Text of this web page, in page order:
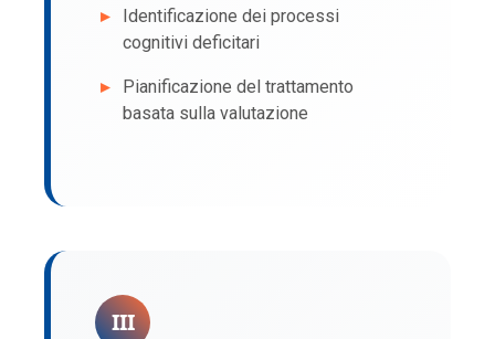
Identificazione dei processi
cognitivi deficitari
Pianificazione del trattamento
basata sulla valutazione
III